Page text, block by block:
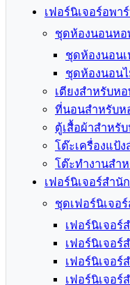
เฟอร์นิเจอร์อพา
ชุดห้องนอนหอ
ชุดห้องนอน
ชุดห้องนอน
เตียงสำหรับห
ที่นอนสำหรับห
ตู้เสื้อผ้าสำหรั
โต๊ะเครื่องแป้
โต๊ะทำงานสำ
เฟอร์นิเจอร์สำนั
ชุดเฟอร์นิเจอ
เฟอร์นิเจอร์
เฟอร์นิเจอร์
เฟอร์นิเจอร์
เฟอร์นิเจอร์